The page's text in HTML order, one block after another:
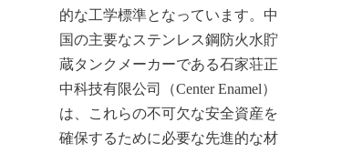
的な工学標準となっています。中
国の主要なステンレス鋼防火水貯
蔵タンクメーカーである石家荘正
中科技有限公司（Center Enamel）
は、これらの不可欠な安全資産を
確保するために必要な先進的な材